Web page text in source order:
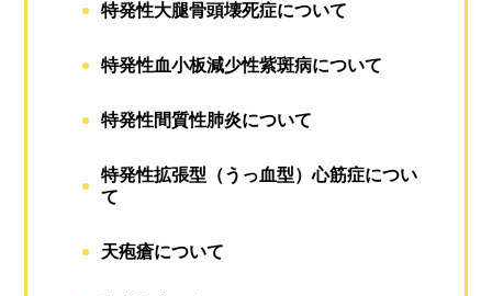
特発性大腿骨頭壊死症について
特発性血小板減少性紫斑病について
特発性間質性肺炎について
特発性拡張型（うっ血型）心筋症につい
て
天疱瘡について